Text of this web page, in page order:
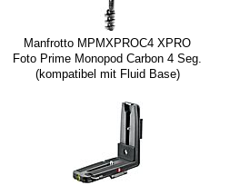
Manfrotto MPMXPROC4 XPRO
Foto Prime Monopod Carbon 4 Seg.
(kompatibel mit Fluid Base)